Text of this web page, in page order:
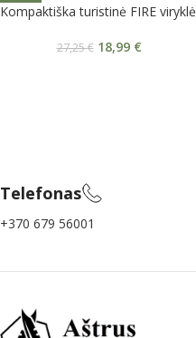
Kompaktiška turistinė FIRE viryklė
27,25€ 18,99 €
Telefonas
+370 679 56001